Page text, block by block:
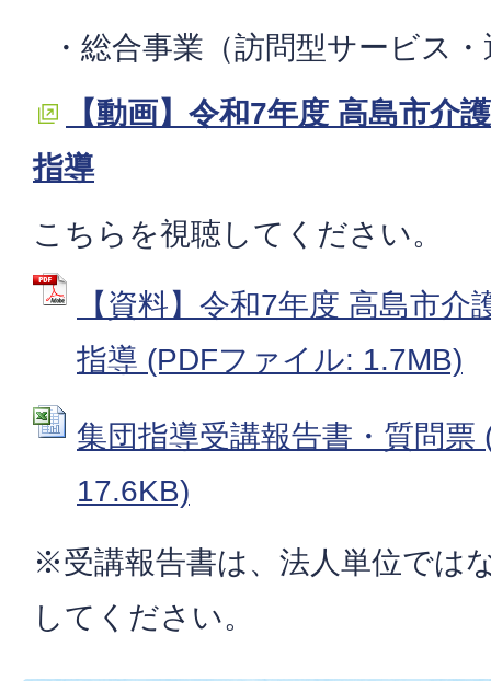
・総合事業（訪問型サービス
【動画】令和7年度 高島市介
指導
こちらを視聴してください。
【資料】令和7年度 高島市
指導 (PDFファイル: 1.7MB)
集団指導受講報告書・質問票
17.6KB)
※受講報告書は、法人単位では
してください。